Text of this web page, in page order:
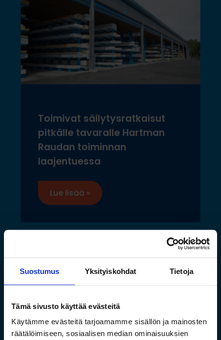
Suostumus Yksityiskohdat Tietoja
Tämä sivusto käyttää evästeitä
Käytämme evästeitä tarjoamamme sisällön ja mainosten
räätälöimiseen, sosiaalisen median ominaisuuksien
Toimivat säilytysratkaisut
pitkälle tavaralle Hartman
Raudan toiminnan
laajentuessa
Lue lisää »